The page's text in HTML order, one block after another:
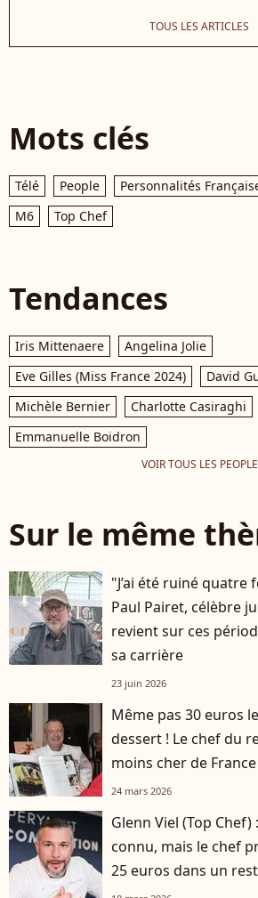
TOUS LES ARTICLES
Mots clés
Télé People Personnalités
M6
Top Chef
Tendances
Iris Mittenaere
Angelina Jolie
Eve Gilles (Miss France 2024)
David
Michèle Bernier
Charlotte Casiraghi
Emmanuelle Boidron
VOIR TOUS LES PEOPLE
Sur le même
"J’ai été ruiné quatre
Paul Pairet, célèbre
revient sur ces
sa carrière
23 juin 2026
Même pas 30 euros
dessert ! Le chef du
moins cher de
24 mars 2026
Glenn Viel (Top Chef)
connu, mais le chef
25 euros dans un